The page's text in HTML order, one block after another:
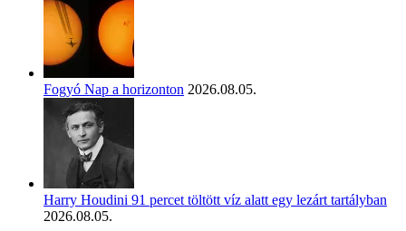
Fogyó Nap a horizonton 2026.08.05.
Harry Houdini 91 percet töltött víz alatt egy lezárt tartályban
2026.08.05.